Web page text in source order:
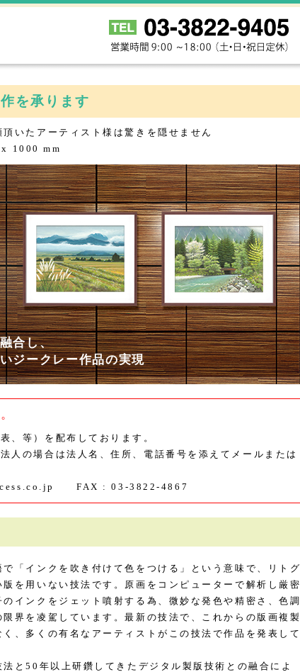
を承ります
いたアーティスト様は驚きを隠せません
x 1000 mm
合し、
ジークレー作品の実現
、等）を配布しております。
人の場合は法人名、住所、電話番号を添えてメールまたは
FAX : 03-3822-4867
「インクを吹き付けて色をつける」という意味で、リトグ
を用いない技法です。原画をコンピューターで解析し厳密
インクをジェット噴射する為、微妙な発色や精密さ、色調
界を凌駕しています。最新の技法で、これからの版画複製
、多くの有名なアーティストがこの技法で作品を発表して
と50年以上研鑽してきたデジタル製版技術との融合によ